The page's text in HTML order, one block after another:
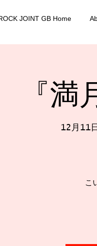
JOINT GB Home
『満
12月11
こ